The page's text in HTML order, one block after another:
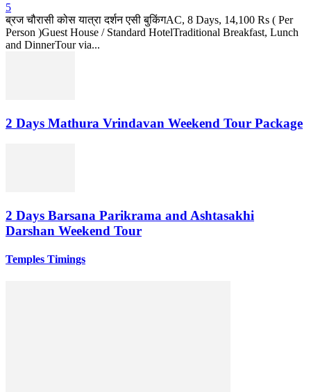
5
ब्रज चौरासी कोस यात्रा दर्शन एसी बुकिंगAC, 8 Days, 14,100 Rs ( Per
Person )Guest House / Standard HotelTraditional Breakfast, Lunch
and DinnerTour via...
2 Days Mathura Vrindavan Weekend Tour Package
2 Days Barsana Parikrama and Ashtasakhi
Darshan Weekend Tour
Temples Timings